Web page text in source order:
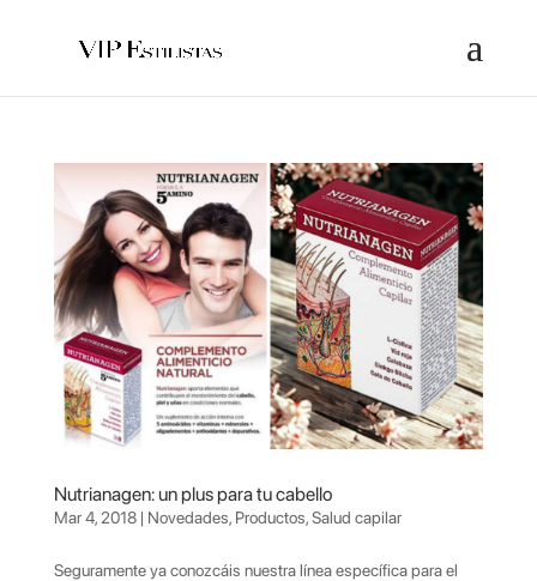
Nutrianagen: un plus para tu cabello
Mar 4, 2018| Novedades, Productos,Salud capilar
Seguramente ya conozcáis nuestra línea específica para el